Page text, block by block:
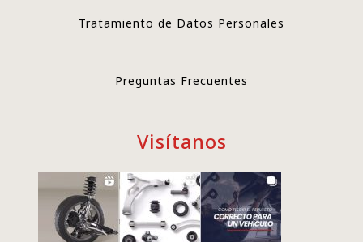
Tratamiento de Datos Personales
Preguntas Frecuentes
Visítanos